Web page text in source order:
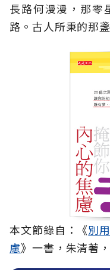
長路何漫漫，那零
路。古人所秉的那
本文節錄自：《別
慮》一書，朱清著